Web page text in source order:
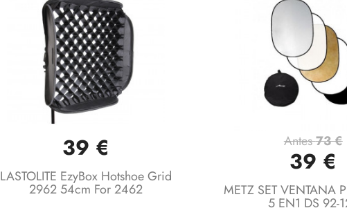
Vista rápida
39 €
LASTOLITE EzyBox Hotshoe Grid
2962 54cm For 2462
Vista rápida
Antes73 €
39 €
METZ SET VENTANA
5 EN1 DS 92-